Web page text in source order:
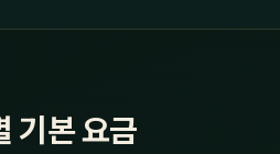
기본 요금